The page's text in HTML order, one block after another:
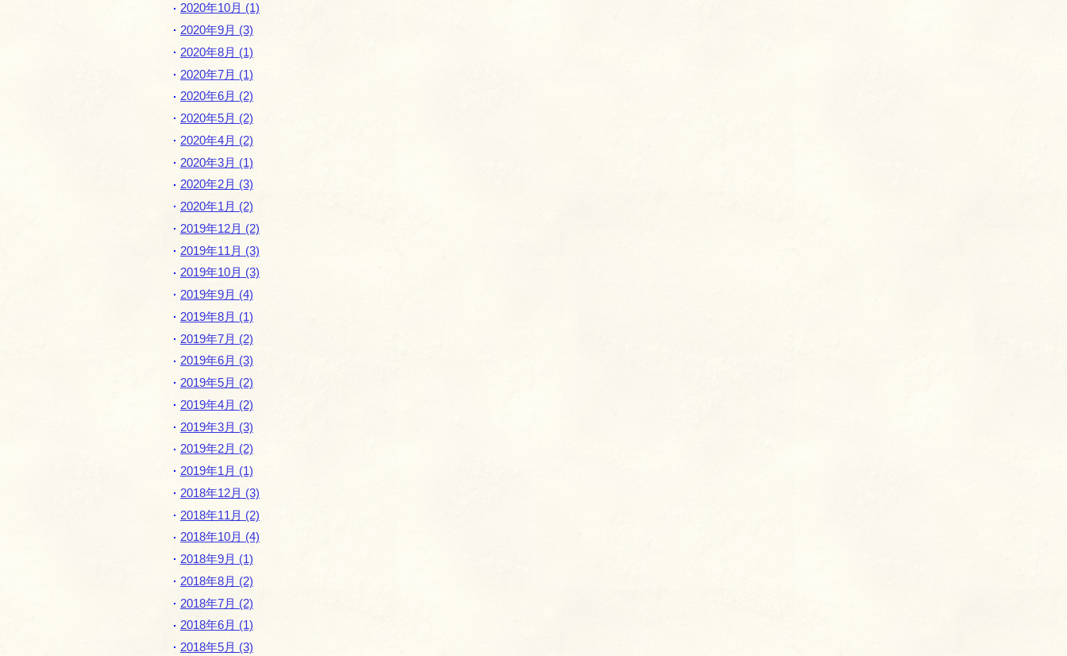
2020年10月 (1)
2020年9月 (3)
2020年8月 (1)
2020年7月 (1)
2020年6月 (2)
2020年5月 (2)
2020年4月 (2)
2020年3月 (1)
2020年2月 (3)
2020年1月 (2)
2019年12月 (2)
2019年11月 (3)
2019年10月 (3)
2019年9月 (4)
2019年8月 (1)
2019年7月 (2)
2019年6月 (3)
2019年5月 (2)
2019年4月 (2)
2019年3月 (3)
2019年2月 (2)
2019年1月 (1)
2018年12月 (3)
2018年11月 (2)
2018年10月 (4)
2018年9月 (1)
2018年8月 (2)
2018年7月 (2)
2018年6月 (1)
2018年5月 (3)